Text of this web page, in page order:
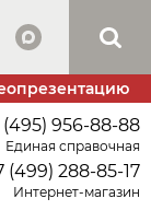
(495) 956-88-88
Единая справочная
(499) 288-85-17
Интернет-магазин